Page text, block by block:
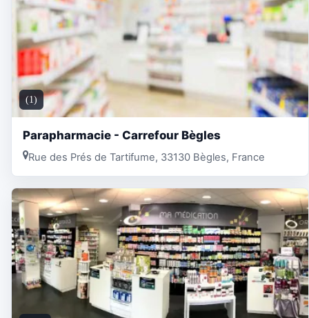
(1)
Parapharmacie - Carrefour Bègles
Rue des Prés de Tartifume, 33130 Bègles, France